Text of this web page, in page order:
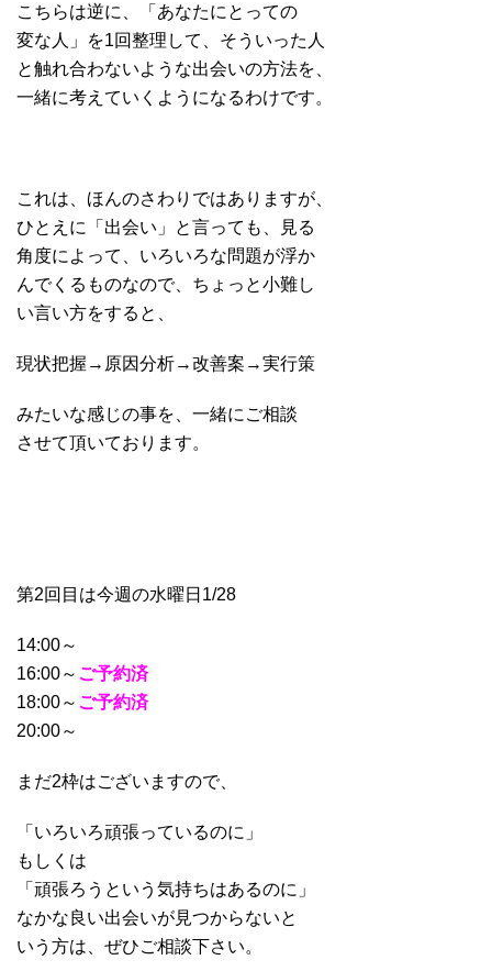
こちらは逆に、「あなたにとっての
変な人」を1回整理して、そういった人
と触れ合わないような出会いの方法を、
一緒に考えていくようになるわけです。
これは、ほんのさわりではありますが、
ひとえに「出会い」と言っても、見る
角度によって、いろいろな問題が浮か
んでくるものなので、ちょっと小難し
い言い方をすると、
現状把握→原因分析→改善案→実行策
みたいな感じの事を、一緒にご相談
させて頂いております。
第2回目は今週の水曜日1/28
14:00～
16:00～ ご予約済
18:00～ ご予約済
20:00～
まだ2枠はございますので、
「いろいろ頑張っているのに」
もしくは
「頑張ろうという気持ちはあるのに」
なかな良い出会いが見つからないと
いう方は、ぜひご相談下さい。